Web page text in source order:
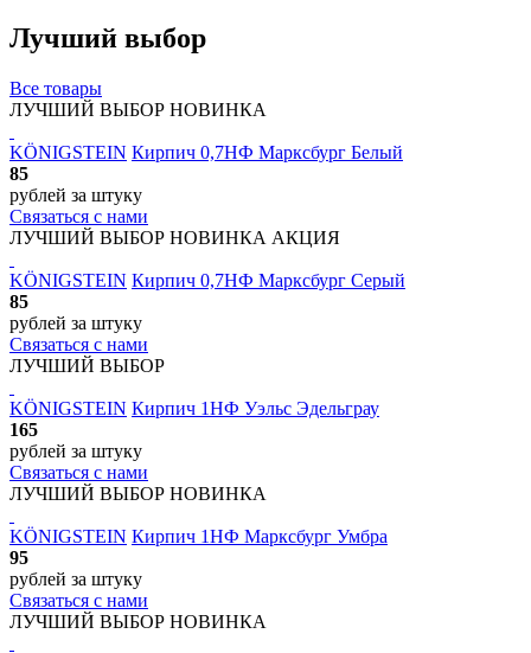
Лучший выбор
Все товары
ЛУЧШИЙ ВЫБОР НОВИНКА
KÖNIGSTEIN Кирпич 0,7НФ Марксбург Белый
85
рублей за штуку
Связаться с нами
ЛУЧШИЙ ВЫБОР НОВИНКА АКЦИЯ
KÖNIGSTEIN Кирпич 0,7НФ Марксбург Серый
85
рублей за штуку
Связаться с нами
ЛУЧШИЙ ВЫБОР
KÖNIGSTEIN Кирпич 1НФ Уэльс Эдельграу
165
рублей за штуку
Связаться с нами
ЛУЧШИЙ ВЫБОР НОВИНКА
KÖNIGSTEIN Кирпич 1НФ Марксбург Умбра
95
рублей за штуку
Связаться с нами
ЛУЧШИЙ ВЫБОР НОВИНКА